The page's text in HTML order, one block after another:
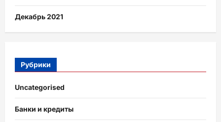
Декабрь 2021
Рубрики
Uncategorised
Банки и кредиты